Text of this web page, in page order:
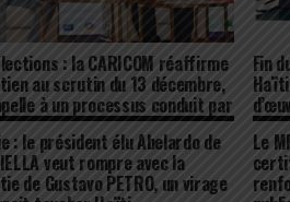
: la CARICOM réaffirme
au scrutin du 13 décembre,
à un processus conduit par
Fin
: le président élu Abelardo de
veut rompre avec la
de Gustavo PETRO, un virage
Le